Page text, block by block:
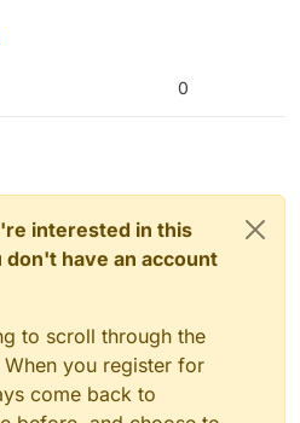
0
interested in this
have an account
to scroll through the
you register for
come back to